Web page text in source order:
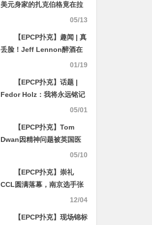
美元身家的扎克伯格竟在拉
斯维加斯玩2/5级别扑克游戏
05/13
【EPCP扑克】趣闻 | 真
丢脸！Jeff Lennon醉酒在
01/19
【EPCP扑克】话题 |
Fedor Holz：我将永远铭记
05/01
【EPCP扑克】Tom
Dwan因精神问题被英国医
院强制收治，曾发推求救自
05/10
【EPCP扑克】崇礼
CCL圆满落幕，南京选手张
祥荣膺冠军，收获大白龙！
12/04
【EPCP扑克】现场锦标